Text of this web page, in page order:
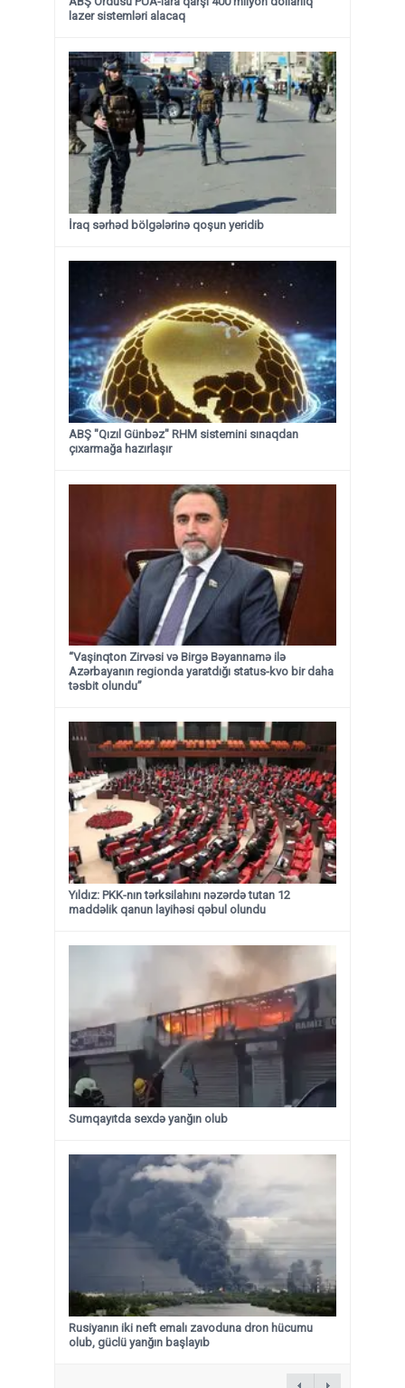
lazer sistemləri alacaq
İraq sərhəd bölgələrinə qoşun yeridib
ABŞ "Qızıl Günbəz" RHM sistemini sınaqdan
çıxarmağa hazırlaşır
“Vaşinqton Zirvəsi və Birgə Bəyannamə ilə
Azərbayanın regionda yaratdığı status-kvo bir daha
təsbit olundu”
Yıldız: PKK-nın tərksilahını nəzərdə tutan 12
maddəlik qanun layihəsi qəbul olundu ​​​​​​​
Sumqayıtda sexdə yanğın olub
Rusiyanın iki neft emalı zavoduna dron hücumu
olub, güclü yanğın başlayıb